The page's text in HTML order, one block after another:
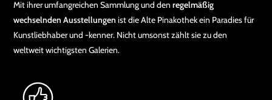
Mit ihrer umfangreichen Sammlung und den regelmäßig
wechselnden Ausstellungen ist die Alte Pinakothek ein Paradies für
Kunstliebhaber und -kenner. Nicht umsonst zählt sie zu den
weltweit wichtigsten Galerien.